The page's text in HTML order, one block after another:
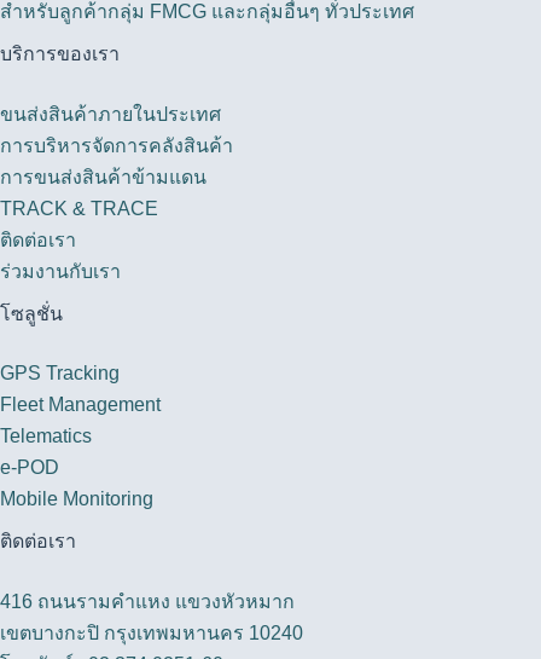
สำหรับลูกค้ากลุ่ม FMCG และกลุ่มอื่นๆ ทั่วประเทศ
บริการของเรา
ขนส่งสินค้าภายในประเทศ
การบริหารจัดการคลังสินค้า
การขนส่งสินค้าข้ามแดน
TRACK & TRACE
ติดต่อเรา
ร่วมงานกับเรา
โซลูชั่น
GPS Tracking
Fleet Management
Telematics
e-POD
Mobile Monitoring
ติดต่อเรา
416 ถนนรามคำแหง แขวงหัวหมาก
เขตบางกะปิ กรุงเทพมหานคร 10240